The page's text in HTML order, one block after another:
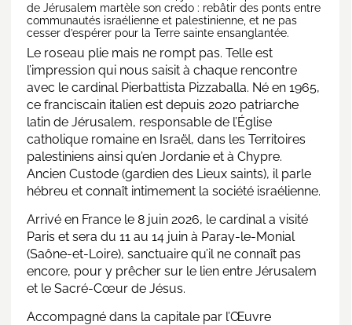
de Jérusalem martèle son credo : rebâtir des ponts entre
communautés israélienne et palestinienne, et ne pas
cesser d’espérer pour la Terre sainte ensanglantée.
Le roseau plie mais ne rompt pas. Telle est
l’impression qui nous saisit à chaque rencontre
avec le cardinal Pierbattista Pizzaballa. Né en 1965,
ce franciscain italien est depuis 2020 patriarche
latin de Jérusalem, responsable de l’Église
catholique romaine en Israël, dans les Territoires
palestiniens ainsi qu’en Jordanie et à Chypre.
Ancien Custode (gardien des Lieux saints), il parle
hébreu et connaît intimement la société israélienne.
Arrivé en France le 8 juin 2026, le cardinal a visité
Paris et sera du 11 au 14 juin à Paray-le-Monial
(Saône-et-Loire), sanctuaire qu’il ne connaît pas
encore, pour y prêcher sur le lien entre Jérusalem
et le Sacré-Cœur de Jésus.
Accompagné dans la capitale par l’Œuvre